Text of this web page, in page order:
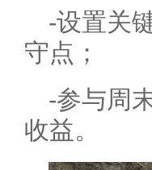
-设置关
守点；
-参与周
收益。